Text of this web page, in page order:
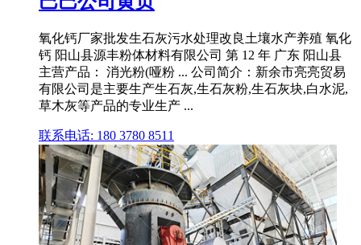
氧化钙厂家批发生石灰污水处理改良土壤水产养殖 氧化
钙 阳山县源丰粉体材料有限公司 第 12 年 广东 阳山县
主营产品： 消光粉(哑粉 ... 公司简介：新余市亮亮贸易
有限公司是主要生产生石灰,生石灰粉,生石灰块,白水泥,
草木灰等产品的专业生产 ...
联系电话: 180 3780 8511